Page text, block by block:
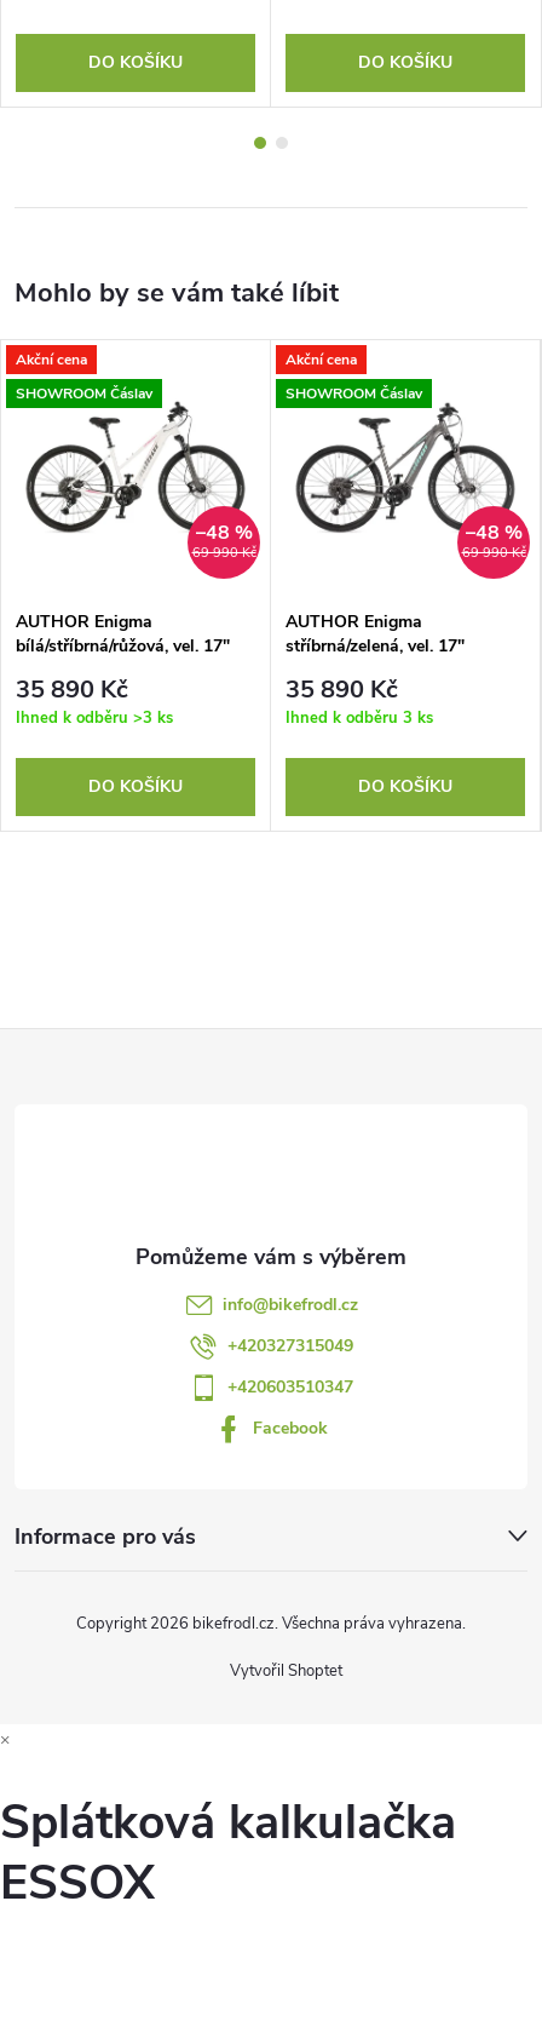
DO KOŠÍKU DO KOŠÍKU
Akční cena
SHOWROOM Čáslav
69 990 Kč
–48 %
AUTHOR Enigma
bílá/stříbrná/růžová, vel. 17"
35 890 Kč
Ihned k odběru >3 ks
DO KOŠÍKU
Akční cena
SHOWROOM Čáslav
69 990 Kč
–48 %
AUTHOR Enigma
stříbrná/zelená, vel. 17"
35 890 Kč
Ihned k odběru 3 ks
DO KOŠÍKU
info@bikefrodl.cz
+420327315049
+420603510347
Facebook
Informace pro vás
Vytvořil Shoptet
Copyright 2026 bikefrodl.cz. Všechna práva vyhrazena.
×
Splátková kalkulačka
ESSOX